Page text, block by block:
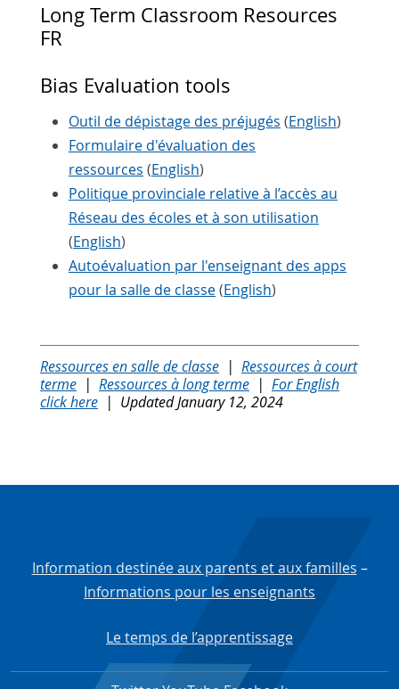
Long Term Classroom Resources
FR
Bias Evaluation tools
Outil de dépistage des préjugés (English)
Formulaire d'évaluation des
ressources (English)
Politique provinciale relative à l’accès au
Réseau des écoles et à son utilisation
(English)
Autoévaluation par l'enseignant des apps
pour la salle de classe(English)
Ressources en salle de classe | Ressources à court
terme | Ressources à long terme | For English
click here | Updated January 12, 2024
Information destinée aux parents et aux familles –
Informations pour les enseignants
Le temps de l’apprentissage